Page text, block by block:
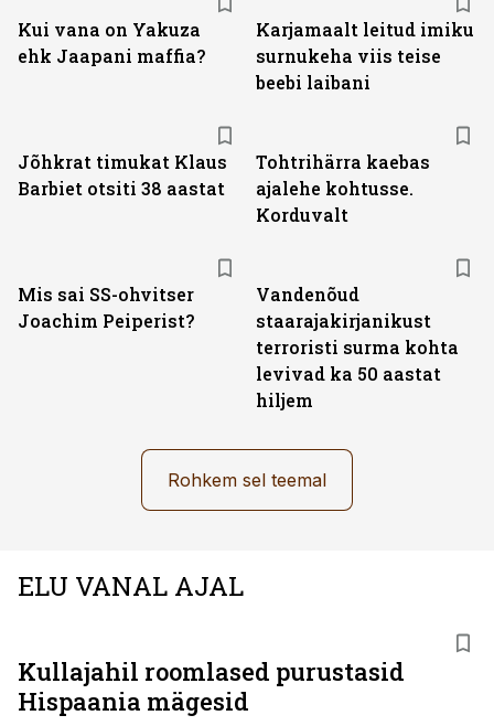
Kui vana on Yakuza
ehk Jaapani maffia?
Karjamaalt leitud imiku
surnukeha viis teise
beebi laibani
Jõhkrat timukat Klaus
Barbiet otsiti 38 aastat
Tohtrihärra kaebas
ajalehe kohtusse.
Korduvalt
Mis sai SS-ohvitser
Joachim Peiperist?
Vandenõud
staarajakirjanikust
terroristi surma kohta
levivad ka 50 aastat
hiljem
Rohkem sel teemal
ELU VANAL AJAL
Kullajahil roomlased purustasid
Hispaania mägesid